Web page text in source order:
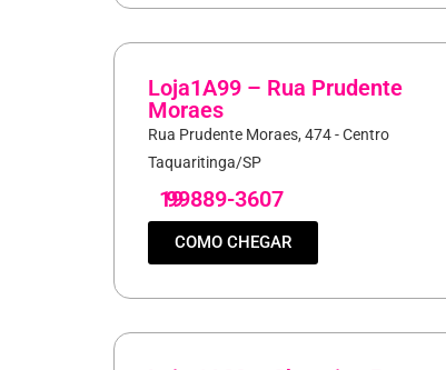
Loja1A99 – Rua Prudente
Moraes
Rua Prudente Moraes, 474 - Centro
Taquaritinga/SP
19
99889-3607
COMO CHEGAR